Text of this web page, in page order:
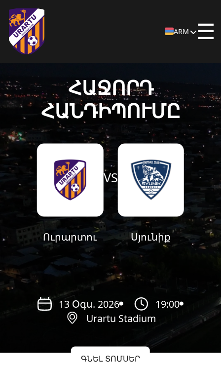
ARM ☰
ՀԱՋՈՐԴ
ՀԱՆԴԻՊՈՒՄԸ
Ուրարտու
VS
Սյունիք
13 Օգս. 2026
19:00
Urartu Stadium
ԳՆԵԼ ՏՈՄՍԵՐ